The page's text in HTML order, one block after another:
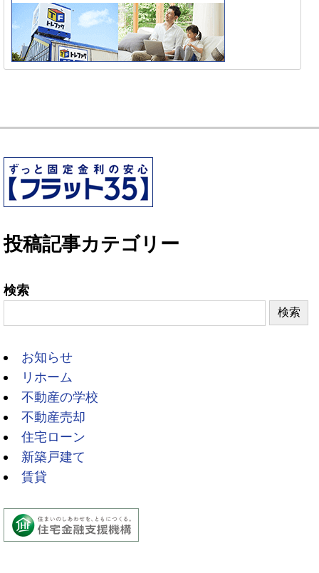
投稿記事カテゴリー
検索
検索
お知らせ
リホーム
不動産の学校
不動産売却
住宅ローン
新築戸建て
賃貸